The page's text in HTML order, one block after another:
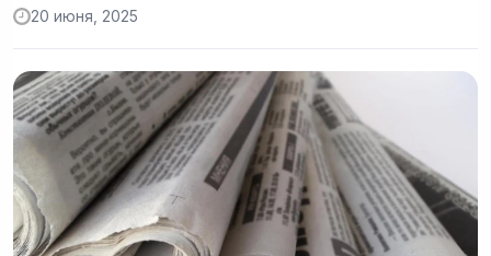
20 июня, 2025